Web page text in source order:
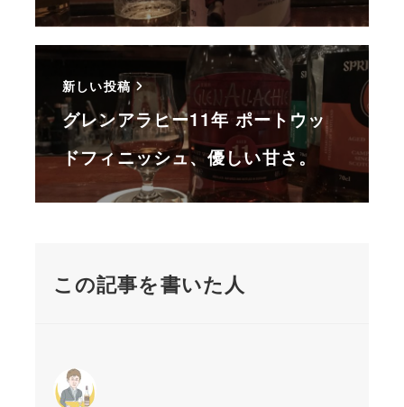
新しい投稿
グレンアラヒー11年 ポートウッ
ドフィニッシュ、優しい甘さ。
この記事を書いた人